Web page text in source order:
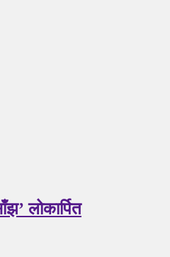
लोकार्पित